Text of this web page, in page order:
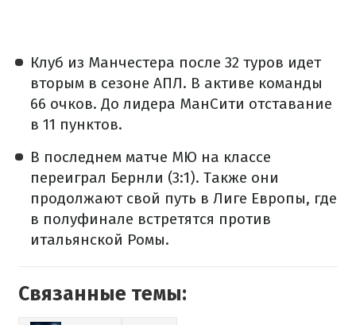
Клуб из Манчестера после 32 туров идет
вторым в сезоне АПЛ. В активе команды
66 очков. До лидера МанСити отставание
в 11 пунктов.
В последнем матче МЮ на классе
переиграл Бернли (3:1). Также они
продолжают свой путь в Лиге Европы, где
в полуфинале встретятся против
итальянской Ромы.
Связанные темы: